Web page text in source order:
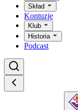
Skład
Kontuzje
Klub
Historia
Podcast